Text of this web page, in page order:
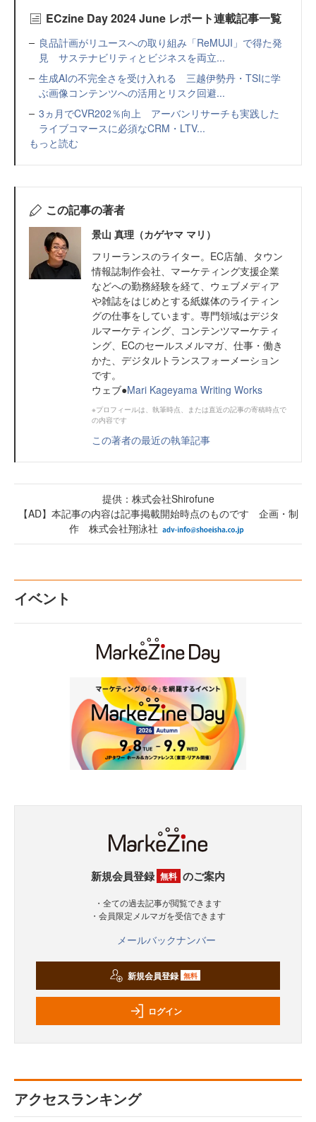
ECzine Day 2024 June レポート連載記事一覧
良品計画がリユースへの取り組み「ReMUJI」で得た発
見 サステナビリティとビジネスを両立...
生成AIの不完全さを受け入れる 三越伊勢丹・TSIに学
ぶ画像コンテンツへの活用とリスク回避...
3ヵ月でCVR202％向上 アーバンリサーチも実践した
ライブコマースに必須なCRM・LTV...
もっと読む
この記事の著者
景山 真理（カゲヤマ マリ）
フリーランスのライター。EC店舗、タウン
情報誌制作会社、マーケティング支援企業
などへの勤務経験を経て、ウェブメディア
や雑誌をはじめとする紙媒体のライティン
グの仕事をしています。専門領域はデジタ
ルマーケティング、コンテンツマーケティ
ング、ECのセールスメルマガ、仕事・働き
かた、デジタルトランスフォーメーション
です。
ウェブ●Mari Kageyama Writing Works
※プロフィールは、執筆時点、または直近の記事の寄稿時点で
の内容です
この著者の最近の執筆記事
提供：株式会社Shirofune
【AD】本記事の内容は記事掲載開始時点のものです 企画・制
作 株式会社翔泳社
イベント
新規会員登録 無料 のご案内
・全ての過去記事が閲覧できます
・会員限定メルマガを受信できます
メールバックナンバー
新規会員登録 無料
ログイン
アクセスランキング